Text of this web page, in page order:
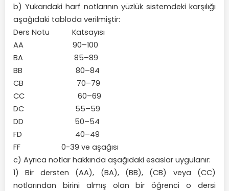
b) Yukarıdaki harf notlarının yüzlük sistemdeki karşılığı
aşağıdaki tabloda verilmiştir:
Ders Notu
Katsayısı
AA 90–100
BA 85–89
BB 80–84
CB 70–79
CC 60–69
DC 55–59
DD 50–54
FD 40–49
FF 0-39 ve aşağısı
c) Ayrıca notlar hakkında aşağıdaki esaslar uygulanır:
1) Bir dersten (AA), (BA), (BB), (CB) veya (CC)
notlarından birini almış olan bir öğrenci o dersi